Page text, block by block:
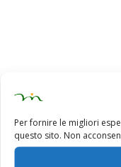
Per fornire le migliori
questo sito. Non